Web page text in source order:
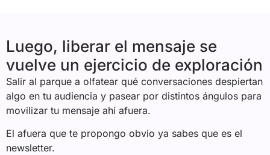
Luego, liberar el mensaje se
vuelve un ejercicio de exploración
Salir al parque a olfatear qué conversaciones despiertan
algo en tu audiencia y pasear por distintos ángulos para
movilizar tu mensaje ahí afuera.
El afuera que te propongo obvio ya sabes que es el
newsletter.